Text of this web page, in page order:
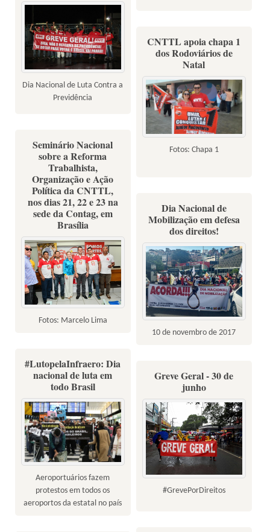
Dia Nacional de Luta Contra a
Previdência
CNTTL apoia chapa 1
dos Rodoviários de
Natal
Fotos: Chapa 1
Seminário Nacional
sobre a Reforma
Trabalhista,
Organização e Ação
Política da CNTTL,
nos dias 21, 22 e 23 na
sede da Contag, em
Brasília
Fotos: Marcelo Lima
Dia Nacional de
Mobilização em defesa
dos direitos!
10 de novembro de 2017
#LutopelaInfraero: Dia
nacional de luta em
todo Brasil
Aeroportuários fazem
protestos em todos os
aeroportos da estatal no país
Greve Geral - 30 de
junho
#GrevePorDireitos